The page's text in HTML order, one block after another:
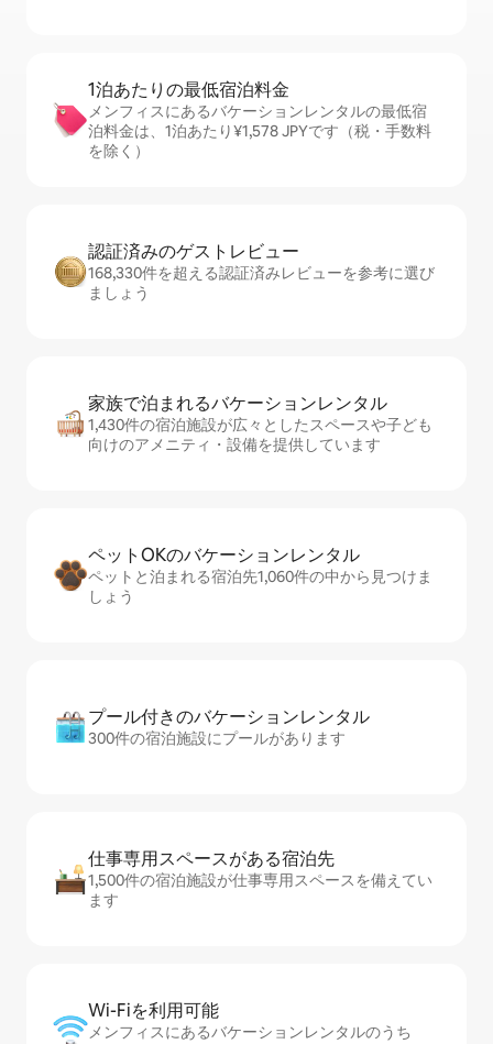
1泊あたりの最⁠低⁠宿⁠泊⁠料⁠金
メンフィスにあるバケーションレンタルの最低宿
泊料金は、1泊あたり¥1,578 JPYです（税・手数料
を除く）
認証済みのゲ⁠ス⁠ト⁠レ⁠ビ⁠ュ⁠ー
168,330件を超える認証済みレビューを参考に選び
ましょう
家族で泊まれるバ⁠ケ⁠ー⁠シ⁠ョ⁠ンレ⁠ン⁠タ⁠ル
1,430件の宿泊施設が広々としたスペースや子ども
向けのアメニティ・設備を提供しています
ペットOKのバ⁠ケ⁠ー⁠シ⁠ョ⁠ンレ⁠ン⁠タ⁠ル
ペットと泊まれる宿泊先1,060件の中から見つけま
しょう
プール付きのバ⁠ケ⁠ー⁠シ⁠ョ⁠ンレ⁠ン⁠タ⁠ル
300件の宿泊施設にプールがあります
仕事専用ス⁠ペ⁠ー⁠スがあ⁠る宿⁠泊⁠先
1,500件の宿泊施設が仕事専用スペースを備えてい
ます
Wi-Fiを利⁠用⁠可⁠能
メンフィスにあるバケーションレンタルのうち